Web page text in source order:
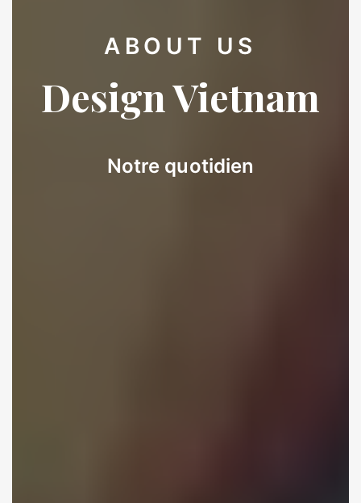
ABOUT US
Design Vietnam
Notre quotidien